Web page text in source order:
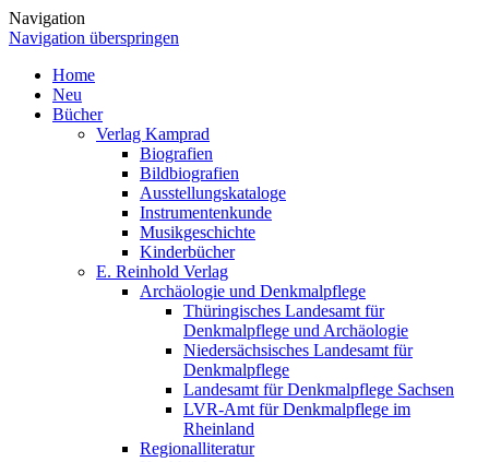
Navigation
Navigation überspringen
Home
Neu
Bücher
Verlag Kamprad
Biografien
Bildbiografien
Ausstellungskataloge
Instrumentenkunde
Musikgeschichte
Kinderbücher
E. Reinhold Verlag
Archäologie und Denkmalpflege
Thüringisches Landesamt für
Denkmalpflege und Archäologie
Niedersächsisches Landesamt für
Denkmalpflege
Landesamt für Denkmalpflege Sachsen
LVR-Amt für Denkmalpflege im
Rheinland
Regionalliteratur